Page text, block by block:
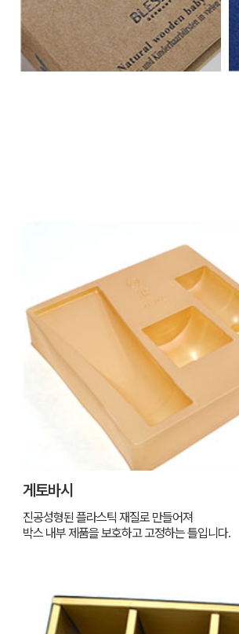
게토바시
진공성형된 플라스틱 재질로 만들어져
박스 내부 제품을 보호하고 고정하는 틀입니다.